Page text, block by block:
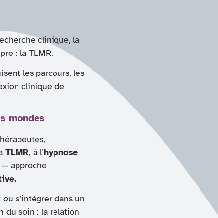
clinique, la
: la TLMR.
les parcours, les
clinique de
mondes
TLMR, à l’hypnose
approche
s’intégrer dans un
du soin : la relation